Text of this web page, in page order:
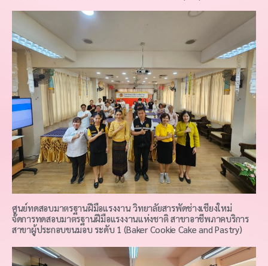
ศูนย์ทดสอบมาตรฐานฝีมือแรงงาน วิทยาลัยสารพัดช่างเชียงใหม่
จัดการทดสอบมาตรฐานฝีมือแรงงานแห่งชาติ สาขาอาชีพภาคบริการ
สาขาผู้ประกอบขนมอบ ระดับ 1 (Baker Cookie Cake and Pastry)